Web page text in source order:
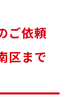
ご依頼
区まで